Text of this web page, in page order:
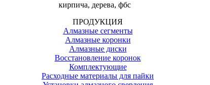
кирпича, дерева, фбс
ПРОДУКЦИЯ
Алмазные сегменты
Алмазные коронки
Алмазные диски
Восстановление коронок
Комплектующие
Расходные материалы для пайки